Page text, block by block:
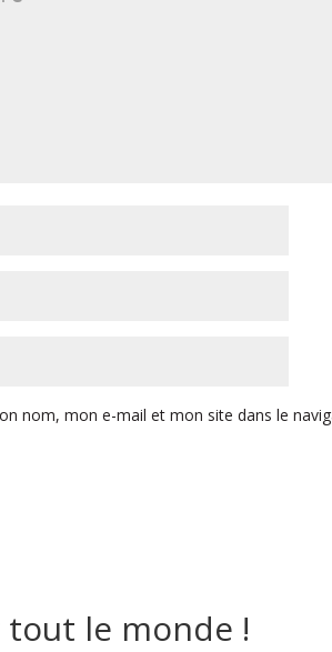
nom, mon e-mail et mon site dans le
tout le monde !